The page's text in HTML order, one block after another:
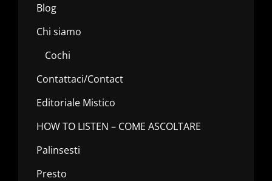
Blog
Chi siamo
Cochi
Contattaci/Contact
Editoriale Mistico
HOW TO LISTEN – COME ASCOLTARE
Palinsesti
Presto